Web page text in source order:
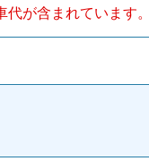
代が含まれています